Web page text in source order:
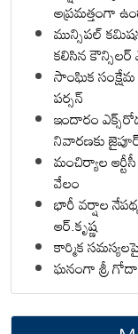
అప్రమత్తంగా
మున్సిపల్
కలిసిన కౌన్సిలర్
సాంఘిక సంక్షేమ
పర్సన్
ఇందారం
నివారణకు
మంచిర్యాల
వేలం
భారీ వర్షాల
ఆర్.కృష్ణ
కార్మిక
ఘనంగా శ్రీ